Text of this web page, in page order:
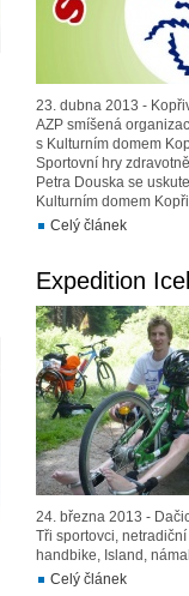
23. dubna 2013 -
AZP smíšená
s Kulturním domem
Sportovní hry
Petra Douska se
Kulturním domem
Celý článek
Expedition
24. března 2013 -
Tři sportovci,
handbike, Island,
Celý článek